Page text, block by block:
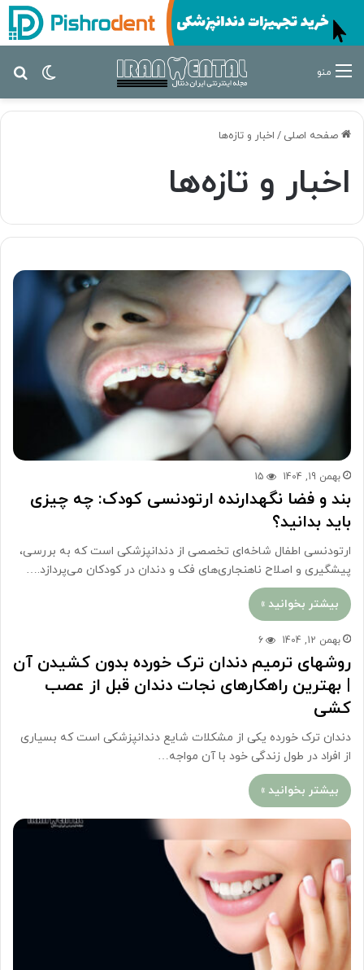
تغییر منو
صفحه اصلی / اخبار و تازه‌ها
اخبار و تازه‌ها
بهمن 19, 1404 15
بند و فضا نگهدارنده ارتودنسی کودک: چه چیزی
باید بدانید؟
ارتودنسی اطفال شاخه‌ای تخصصی از دندانپزشکی است که به بررسی،
پیشگیری و اصلاح ناهنجاری‌های فک و دندان در کودکان می‌پردازد.…
بیشتر بخوانید »
بهمن 12, 1404 6
روشهای ترمیم دندان ترک خورده بدون کشیدن آن
| بهترین راهکارهای نجات دندان قبل از عصب
کشی
دندان ترک خورده یکی از مشکلات شایع دندانپزشکی است که بسیاری
از افراد در طول زندگی خود با آن مواجه…
بیشتر بخوانید »